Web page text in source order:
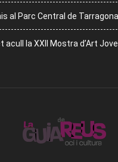
al Parc Central de Tarragona
acull la XXII Mostra d’Art